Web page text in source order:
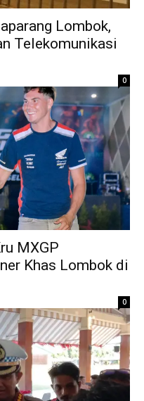
Lombok,
Telekomunikasi
0
MXGP
Khas Lombok di
0